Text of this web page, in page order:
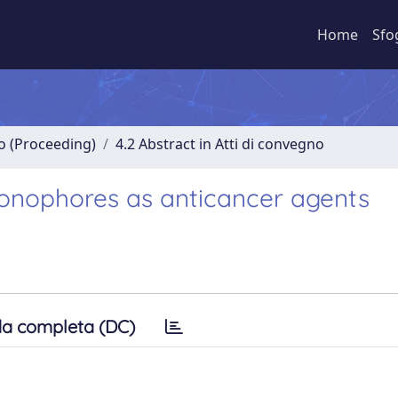
Home
(Proceeding) 4.2 Abstract in Atti di convegno
as anticancer agents
completa (DC)